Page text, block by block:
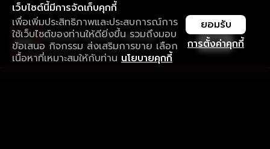
เว็บไซต์นี้มีการจัดเก็บคุกกี้
เพื่อเพิ่มประสิทธิภาพและประสบการณ์การ
ใช้เว็บไซต์ของท่านให้ดียิ่งขึ้น รวมถึงมอบ
ข้อเสนอ กิจกรรม ส่งเสริมการขาย เลือก
เนื้อหาที่เหมาะสมให้กับท่าน นโยบายคุกกี้
การตั้งค่าคุกกี้
ยอมรับ
ใช้งานแอป ลื่นไหลกว่า ไม่มีสะดุด
ดาวน์โหลดแอปเพื่อการรับชมที่ดีกว่า เปิด